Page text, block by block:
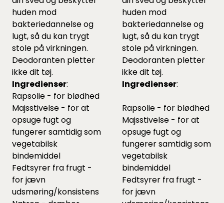
huden mod
bakteriedannelse og
lugt, så du kan trygt
stole på virkningen.
Deodoranten pletter
ikke dit tøj.
Ingredienser:
Rapsolie - for blødhed
Majsstivelse - for at
opsuge fugt og
fungerer samtidig som
vegetabilsk
bindemiddel
Fedtsyrer fra frugt -
for jævn
udsmøring/konsistens
huden mod
bakteriedannelse og
lugt, så du kan trygt
stole på virkningen.
Deodoranten pletter
ikke dit tøj.
Ingredienser:
Rapsolie - for blødhed
Majsstivelse - for at
opsuge fugt og
fungerer samtidig som
vegetabilsk
bindemiddel
Fedtsyrer fra frugt -
for jævn